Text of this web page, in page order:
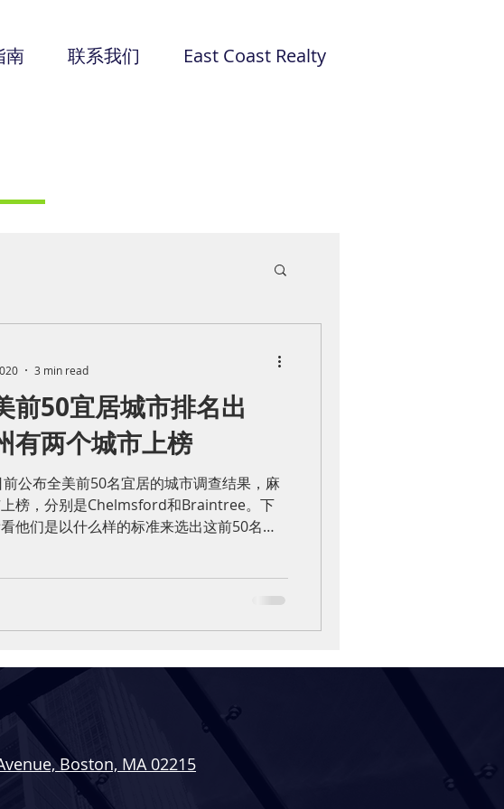
南 联系我们 East Coast Realty
前50宜居城市排名出
有两个城市上榜
公布全美前50名宜居的城市调查结果，麻
榜，分别是Chelmsford和Braintree。下
他们是以什么样的标准来选出这前50名的
3 min read
Boston, MA 02215